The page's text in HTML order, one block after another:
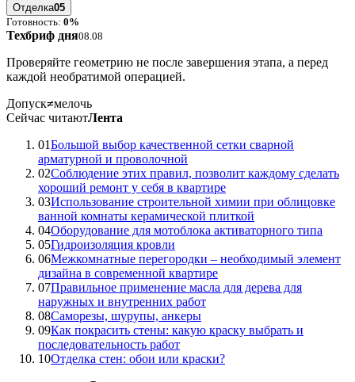
Отделка05
Готовность: 0%
Техбриф дня08.08
Проверяйте геометрию не после завершения этапа, а перед
каждой необратимой операцией.
Допуск≠мелочь
Сейчас читаютЛента
01Большой выбор качественной сетки сварной
арматурной и проволочной
02Соблюдение этих правил, позволит каждому сделать
хороший ремонт у себя в квартире
03Использование строительной химии при облицовке
ванной комнаты керамической плиткой
04Оборудование для мотоблока активаторного типа
05Гидроизоляция кровли
06Межкомнатные перегородки – необходимый элемент
дизайна в современной квартире
07Правильное применение масла для дерева для
наружных и внутренних работ
08Саморезы, шурупы, анкеры
09Как покрасить стены: какую краску выбрать и
последовательность работ
10Отделка стен: обои или краски?